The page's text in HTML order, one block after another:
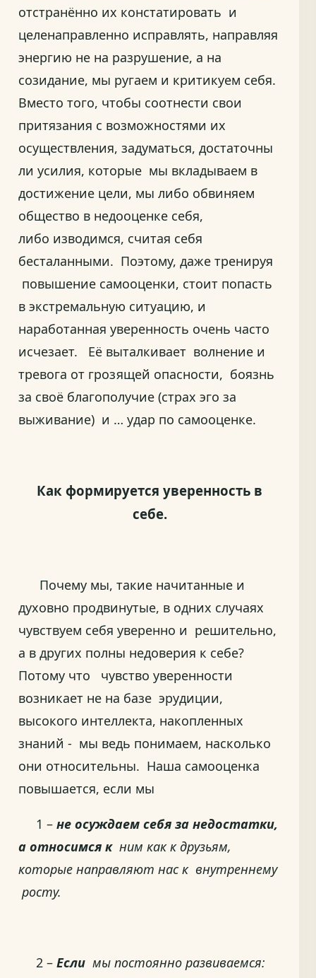
отстранённо их констатировать и
целенаправленно исправлять, направляя
энергию не на разрушение, а на
созидание, мы ругаем и критикуем себя.
Вместо того, чтобы соотнести свои
притязания с возможностями их
осуществления, задуматься, достаточны
ли усилия, которые мы вкладываем в
достижение цели, мы либо обвиняем
общество в недооценке себя,
либо изводимся, считая себя
бесталанными. Поэтому, даже тренируя
повышение самооценки, стоит попасть
в экстремальную ситуацию, и
наработанная уверенность очень часто
исчезает. Её выталкивает волнение и
тревога от грозящей опасности, боязнь
за своё благополучие (страх эго за
выживание) и … удар по самооценке.
Как формируется уверенность в
себе.
Почему мы, такие начитанные и
духовно продвинутые, в одних случаях
чувствуем себя уверенно и решительно,
а в других полны недоверия к себе?
Потому что чувство уверенности
возникает не на базе эрудиции,
высокого интеллекта, накопленных
знаний - мы ведь понимаем, насколько
они относительны. Наша самооценка
повышается, если мы
1 – не осуждаем себя за недостатки,
а относимся к ним как к друзьям,
которые направляют нас к внутреннему
росту.
2 – Если мы постоянно развиваемся: